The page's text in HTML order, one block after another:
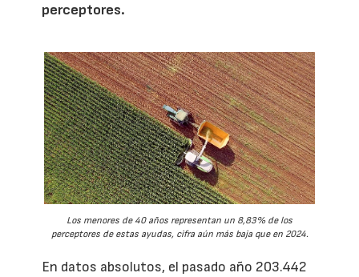
perceptores.
Los menores de 40 años representan un 8,83% de los
perceptores de estas ayudas, cifra aún más baja que en 2024.
En datos absolutos, el pasado año 203.442